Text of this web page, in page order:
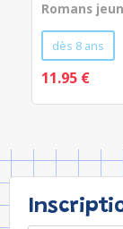
Romans
dès 8 ans
11.95 €